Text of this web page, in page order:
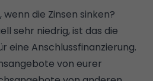
die Zinsen sinken?
sehr niedrig, ist das die
eine Anschlussfinanzierung.
von eurer